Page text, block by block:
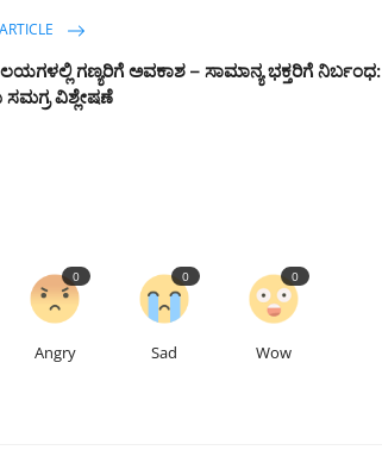
ಗಣ್ಯರಿಗೆ ಅವಕಾಶ – ಸಾಮಾನ್ಯ ಭಕ್ತರಿಗೆ ನಿರ್ಬಂಧ:
ಸಮಗ್ರ ವಿಶ್ಲೇಷಣೆ
Angry
0
Sad
0
Wow
0